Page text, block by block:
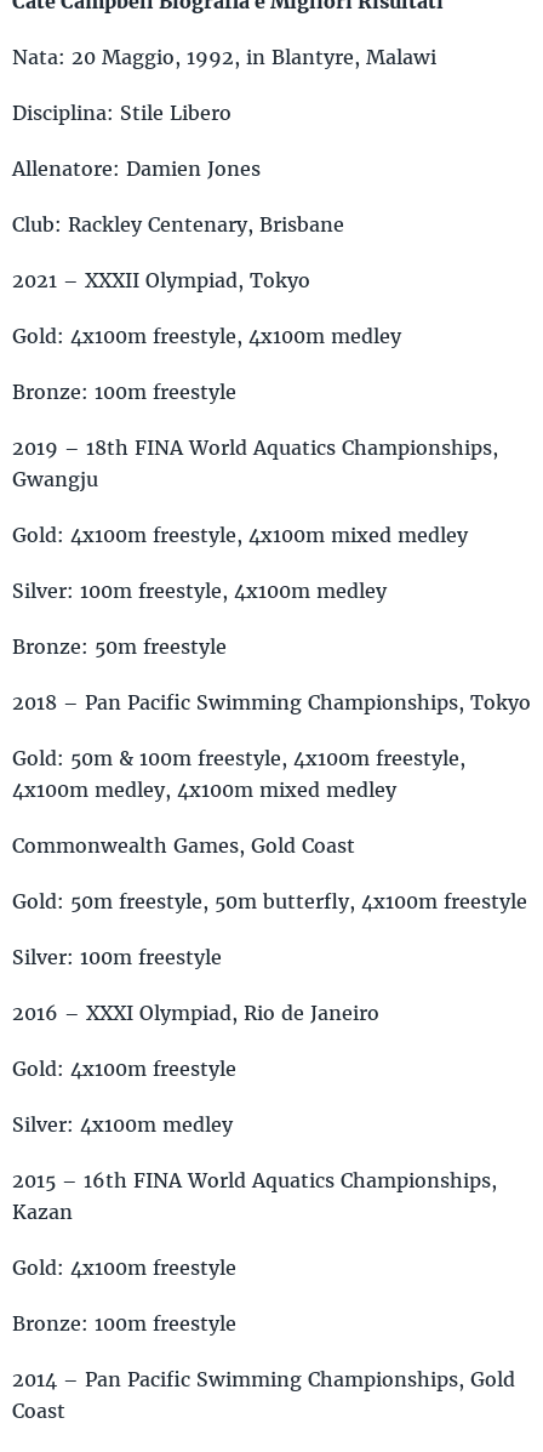
Nata: 20 Maggio, 1992, in Blantyre, Malawi
Disciplina: Stile Libero
Allenatore: Damien Jones
Club: Rackley Centenary, Brisbane
2021 – XXXII Olympiad, Tokyo
Gold: 4x100m freestyle, 4x100m medley
Bronze: 100m freestyle
2019 – 18th FINA World Aquatics Championships,
Gwangju
Gold: 4x100m freestyle, 4x100m mixed medley
Silver: 100m freestyle, 4x100m medley
Bronze: 50m freestyle
2018 – Pan Pacific Swimming Championships, Tokyo
Gold: 50m & 100m freestyle, 4x100m freestyle,
4x100m medley, 4x100m mixed medley
Commonwealth Games, Gold Coast
Gold: 50m freestyle, 50m butterfly, 4x100m freestyle
Silver: 100m freestyle
2016 – XXXI Olympiad, Rio de Janeiro
Gold: 4x100m freestyle
Silver: 4x100m medley
2015 – 16th FINA World Aquatics Championships,
Kazan
Gold: 4x100m freestyle
Bronze: 100m freestyle
2014 – Pan Pacific Swimming Championships, Gold
Coast